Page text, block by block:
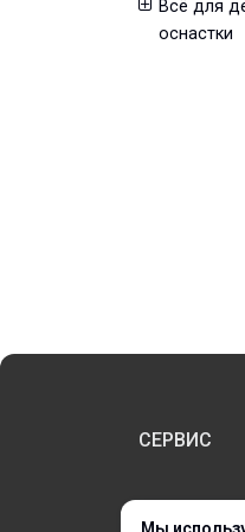
Всё для
оснастки
СЕРВИС
НОВИНКИ